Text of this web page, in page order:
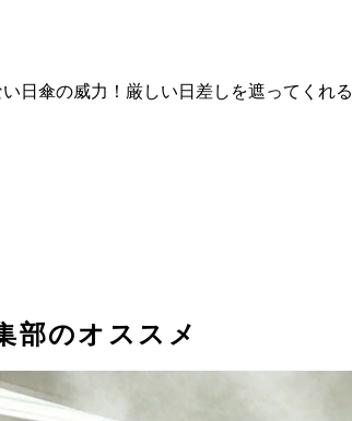
日傘の威力！厳しい日差しを遮ってく
部のオススメ